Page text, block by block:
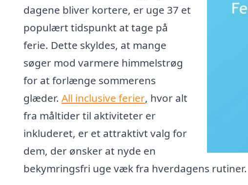
dagene bliver kortere, er uge 37 et
populært tidspunkt at tage på
ferie. Dette skyldes, at mange
søger mod varmere himmelstrøg
for at forlænge sommerens
glæder. All inclusive ferier, hvor alt
fra måltider til aktiviteter er
inkluderet, er et attraktivt valg for
dem, der ønsker at nyde en
bekymringsfri uge væk fra hverdagens rutiner.